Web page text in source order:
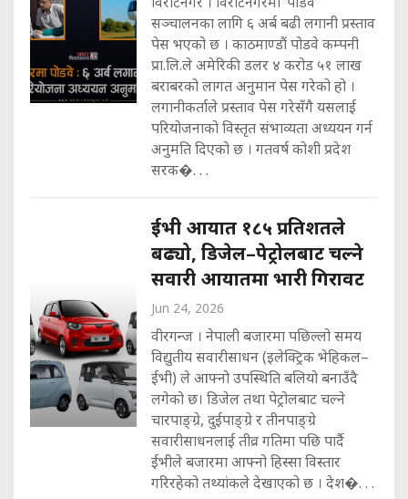
सञ्चालनका लागि ६ अर्ब बढी लगानी प्रस्ताव
पेस भएको छ । काठमाण्डौं पोडवे कम्पनी
प्रा.लि.ले अमेरिकी डलर ४ करोड ५१ लाख
बराबरको लागत अनुमान पेस गरेको हो ।
लगानीकर्ताले प्रस्ताव पेस गरेसँगै यसलाई
परियोजनाको विस्तृत संभाव्यता अध्ययन गर्न
अनुमति दिएको छ । गतवर्ष कोशी प्रदेश
सरक�. . .
ईभी आयात १८५ प्रतिशतले
बढ्यो, डिजेल–पेट्रोलबाट चल्ने
सवारी आयातमा भारी गिरावट
Jun 24, 2026
वीरगन्ज । नेपाली बजारमा पछिल्लो समय
विद्युतीय सवारीसाधन (इलेक्ट्रिक भेहिकल–
ईभी) ले आफ्नो उपस्थिति बलियो बनाउँदै
लगेको छ। डिजेल तथा पेट्रोलबाट चल्ने
चारपाङ्ग्रे, दुईपाङ्ग्रे र तीनपाङ्ग्रे
सवारीसाधनलाई तीव्र गतिमा पछि पार्दै
ईभीले बजारमा आफ्नो हिस्सा विस्तार
गरिरहेको तथ्यांकले देखाएको छ । देश�. . .